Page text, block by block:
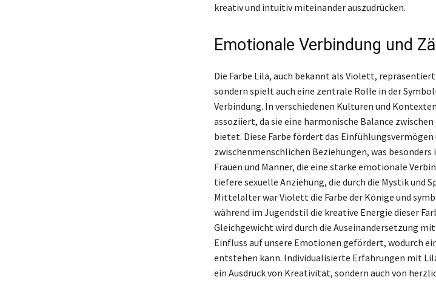
kreativ und intuitiv miteinander auszudrücken.
Emotionale Verbindung und
Die Farbe Lila, auch bekannt als Violett,
sondern spielt auch eine zentrale Rolle in der
Verbindung. In verschiedenen Kulturen und
assoziiert, da sie eine harmonische Balance
bietet. Diese Farbe fördert das Einfühlungsvermögen
zwischenmenschlichen Beziehungen, was
Frauen und Männer, die eine starke emotionale
tiefere sexuelle Anziehung, die durch die Mystik und
Mittelalter war Violett die Farbe der Könige und
während im Jugendstil die kreative Energie dieser
Gleichgewicht wird durch die Auseinandersetzung
Einfluss auf unsere Emotionen gefördert, wodurch
entstehen kann. Individualisierte Erfahrungen mit
ein Ausdruck von Kreativität, sondern auch von